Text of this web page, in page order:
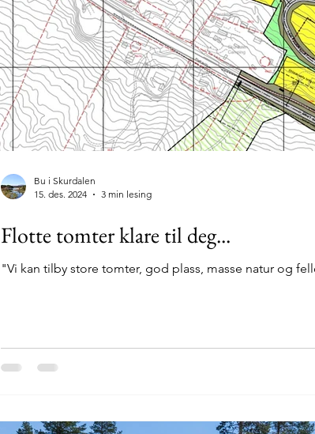
Flotte tomter klare til deg...
"Vi kan tilby store tomter, god plass, masse natur og
Bu i Skurdalen
15. des. 2024
3 min lesing